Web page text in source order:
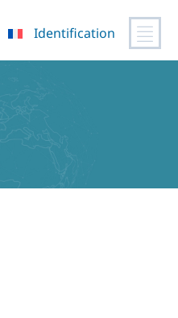
Identification